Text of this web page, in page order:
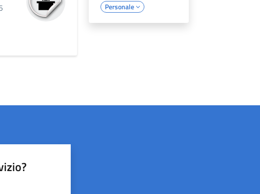
Personale